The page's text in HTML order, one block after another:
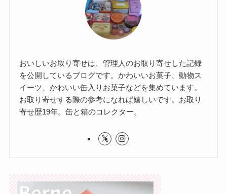
おいしいお取り寄せは、管理人のお取り寄せした記録
を公開しているブログです。かわいいお菓子、動物ス
イーツ、かわいい缶入りお菓子などを集めています。
お取り寄せする際の参考になれば嬉しいです。お取り
寄せ歴19年。缶と箱のコレクター。